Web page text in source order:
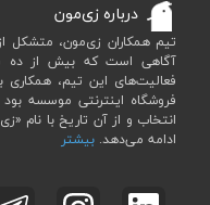
درباره زی‌مون
تیم همکاران زی‌مون،
آگاهی است که بیش از ده
فعالیت‌های این تیم،
انتخاب و از آن تاریخ با نام
ادامه می‌دهد. بیشتر